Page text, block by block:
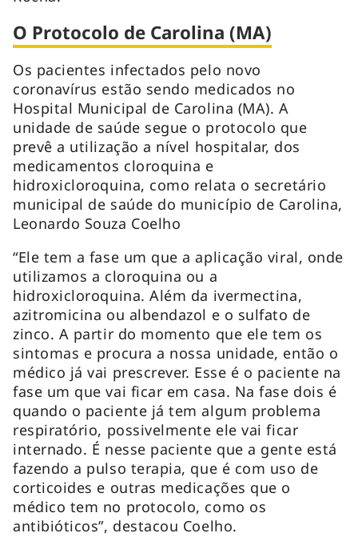
O Protocolo de Carolina (MA)
Os pacientes infectados pelo novo
coronavírus estão sendo medicados no
Hospital Municipal de Carolina (MA). A
unidade de saúde segue o protocolo que
prevê a utilização a nível hospitalar, dos
medicamentos cloroquina e
hidroxicloroquina, como relata o secretário
municipal de saúde do município de Carolina,
Leonardo Souza Coelho
“Ele tem a fase um que a aplicação viral, onde
utilizamos a cloroquina ou a
hidroxicloroquina. Além da ivermectina,
azitromicina ou albendazol e o sulfato de
zinco. A partir do momento que ele tem os
sintomas e procura a nossa unidade, então o
médico já vai prescrever. Esse é o paciente na
fase um que vai ficar em casa. Na fase dois é
quando o paciente já tem algum problema
respiratório, possivelmente ele vai ficar
internado. É nesse paciente que a gente está
fazendo a pulso terapia, que é com uso de
corticoides e outras medicações que o
médico tem no protocolo, como os
antibióticos”, destacou Coelho.